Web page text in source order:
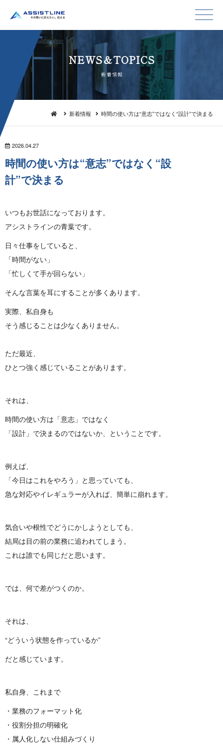
NEWS＆TO P I C S
新 着 情 報
新着情報 時間の使い方は“意志”ではなく“設計”で決まる
2026.04.27
時間の使い方は“意志”ではなく“設
計” で 決 ま る
いつもお世話になっております。
アシストラインの青葉です。
日々仕事をしていると、
「時間がない」
「忙しくて手が回らない」
そんな言葉を耳にすることが多くあります。
実際、私自身も
そう感じることは少なくありません。
ただ最近、
ひとつ強く感じていることがあります。
それは、
時間の使い方は「意志」ではなく
「設計」で決まるのではないか、ということです。
例えば、
「今日はこれをやろう」と思っていても、
急な対応やイレギュラーが入れば、簡単に崩れます。
気合いや根性でどうにかしようとしても、
結局は目の前の業務に追われてしまう。
これは誰でも同じだと思います。
では、何で差がつくのか。
それは、
“どういう状態を作っているか”
だと感じています。
私自身、これまで
・業務のフォーマット化
・役割分担の明確化
・属人化しない仕組みづくり